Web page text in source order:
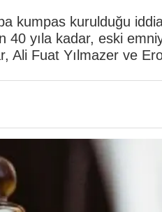
kumpas kurulduğu
40 yıla kadar, eski
Ali Fuat Yılmazer ve